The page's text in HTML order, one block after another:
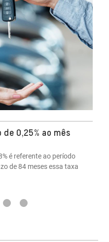
0,25% ao mês
é referente ao período
de 84 meses essa taxa
3 4